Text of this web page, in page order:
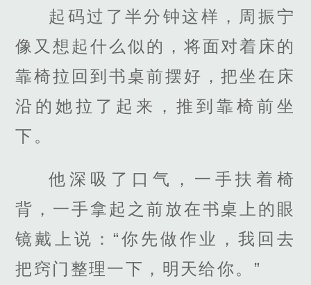
起码过了半分钟这样，周振宁
像又想起什么似的，将面对着床的
靠椅拉回到书桌前摆好，把坐在床
沿的她拉了起来，推到靠椅前坐
下。
他深吸了口气，一手扶着椅
背，一手拿起之前放在书桌上的眼
镜戴上说：“你先做作业，我回去
把窍门整理一下，明天给你。”